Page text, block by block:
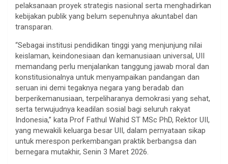
pelaksanaan proyek strategis nasional serta menghadirkan
kebijakan publik yang belum sepenuhnya akuntabel dan
transparan.
“Sebagai institusi pendidikan tinggi yang menjunjung nilai
keislaman, keindonesiaan dan kemanusiaan universal, UII
memandang perlu menjalankan tanggung jawab moral dan
konstitusionalnya untuk menyampaikan pandangan dan
seruan ini demi tegaknya negara yang beradab dan
berperikemanusiaan, terpeliharanya demokrasi yang sehat,
serta terwujudnya keadilan sosial bagi seluruh rakyat
Indonesia,” kata Prof Fathul Wahid ST MSc PhD, Rektor UII,
yang mewakili keluarga besar UII, dalam pernyataan sikap
untuk merespon perkembangan praktik berbangsa dan
bernegara mutakhir, Senin 3 Maret 2026.